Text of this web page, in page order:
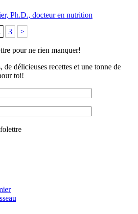
Ph.D., docteur en nutrition
3 >
pour ne rien manquer!
de délicieuses recettes et une tonne de
toi!